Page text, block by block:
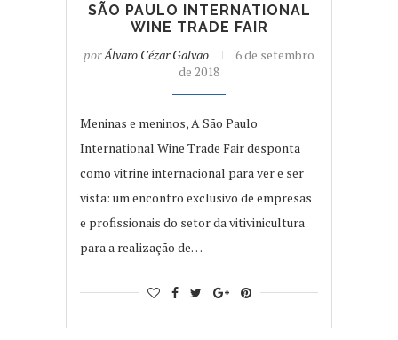
SÃO PAULO INTERNATIONAL
WINE TRADE FAIR
porÁlvaro Cézar Galvão
6 de setembro
de 2018
Meninas e meninos, A São Paulo
International Wine Trade Fair desponta
como vitrine internacional para ver e ser
vista: um encontro exclusivo de empresas
e profissionais do setor da vitivinicultura
para a realização de…